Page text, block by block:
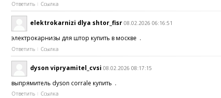
Ответить Ссылка
elektrokarnizi dlya shtor_fisr 08.02.2026 06:16:51
электрокарнизы для штор купить в москве .
Ответить Ссылка
dyson vipryamitel_cvsi 08.02.2026 08:17:15
выпрямитель dyson corrale купить .
Ответить Ссылка